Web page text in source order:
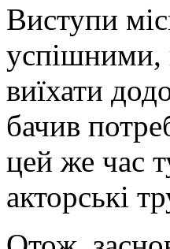
Виступи
успішними,
виїхати
бачив
цей же час
акторські